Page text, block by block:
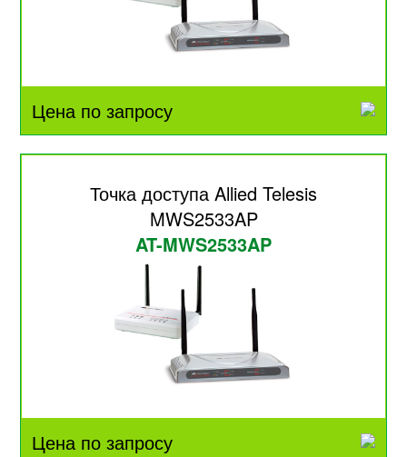
Цена по запросу
Точка доступа Allied Telesis
MWS2533AP
AT-MWS2533AP
Цена по запросу